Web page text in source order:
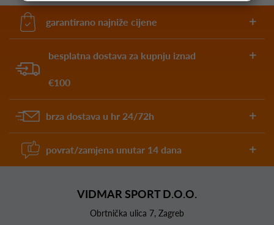
garantirano najniže cijene
besplatna dostava za kupnju iznad
€100
brza dostava u hr 24/72h
povrat/zamjena unutar 14 dana
VIDMAR SPORT D.O.O.
Obrtnička ulica 7, Zagreb